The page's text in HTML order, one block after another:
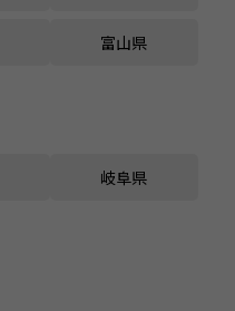
富山県
岐阜県